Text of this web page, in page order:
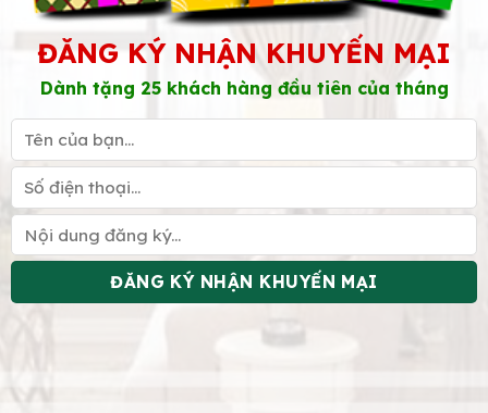
ĐĂNG KÝ NHẬN KHUYẾN MẠI
Dành tặng 25 khách hàng đầu tiên của tháng